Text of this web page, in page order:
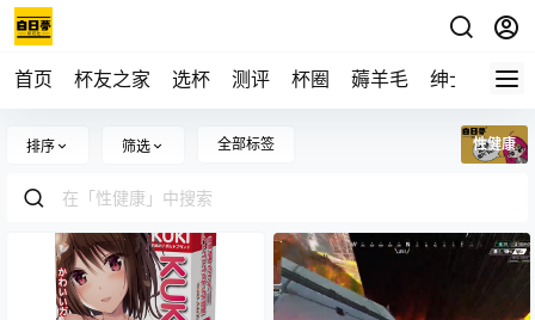
首页 杯友之家 选杯 测评 杯圈 薅羊毛 绅士 视频
排序 筛选 全部标签 性健康